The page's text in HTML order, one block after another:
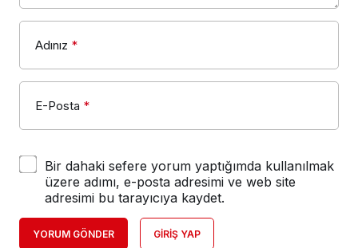
Adınız *
E-Posta *
Bir dahaki sefere yorum yaptığımda kullanılmak
üzere adımı, e-posta adresimi ve web site
adresimi bu tarayıcıya kaydet.
YORUM GÖNDER GIRIŞ YAP